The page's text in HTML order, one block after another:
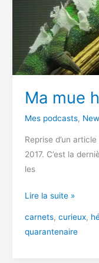
Ma mue
Mes podcasts,
Reprise d’un
2017. C’est la
les
Ma
hivernale
Lire la suite »
carnets, curieux,
quarantenaire